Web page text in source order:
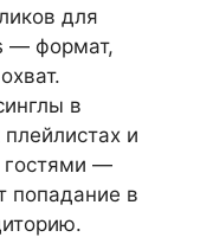
для
— формат,
в
и
гостями —
попадание в